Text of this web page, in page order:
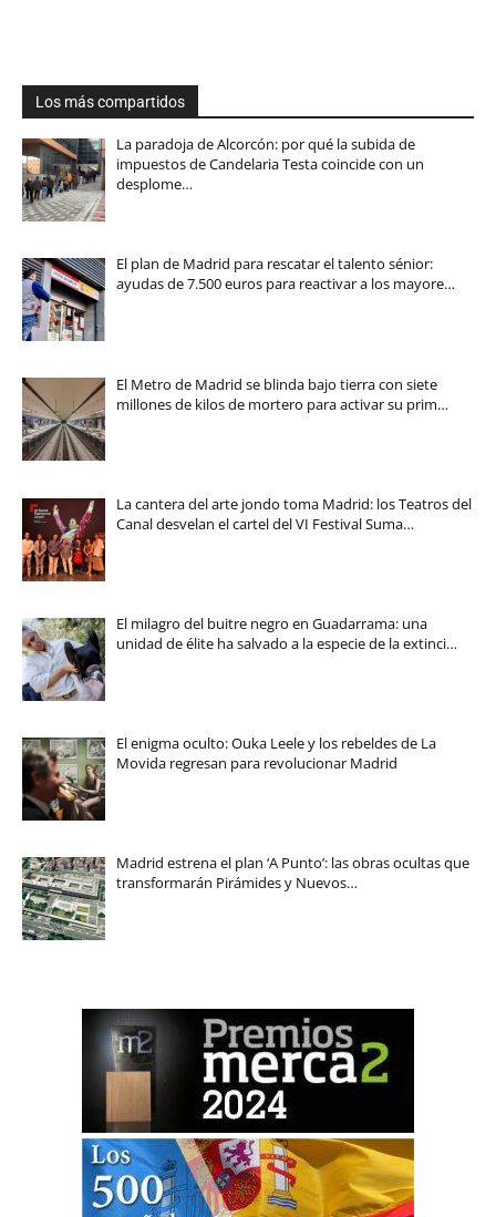
Los más compartidos
La paradoja de Alcorcón: por qué la subida de
impuestos de Candelaria Testa coincide con un
desplome…
El plan de Madrid para rescatar el talento sénior:
ayudas de 7.500 euros para reactivar a los mayore…
El Metro de Madrid se blinda bajo tierra con siete
millones de kilos de mortero para activar su prim…
La cantera del arte jondo toma Madrid: los Teatros del
Canal desvelan el cartel del VI Festival Suma…
El milagro del buitre negro en Guadarrama: una
unidad de élite ha salvado a la especie de la extinci…
El enigma oculto: Ouka Leele y los rebeldes de La
Movida regresan para revolucionar Madrid
Madrid estrena el plan ‘A Punto’: las obras ocultas que
transformarán Pirámides y Nuevos…